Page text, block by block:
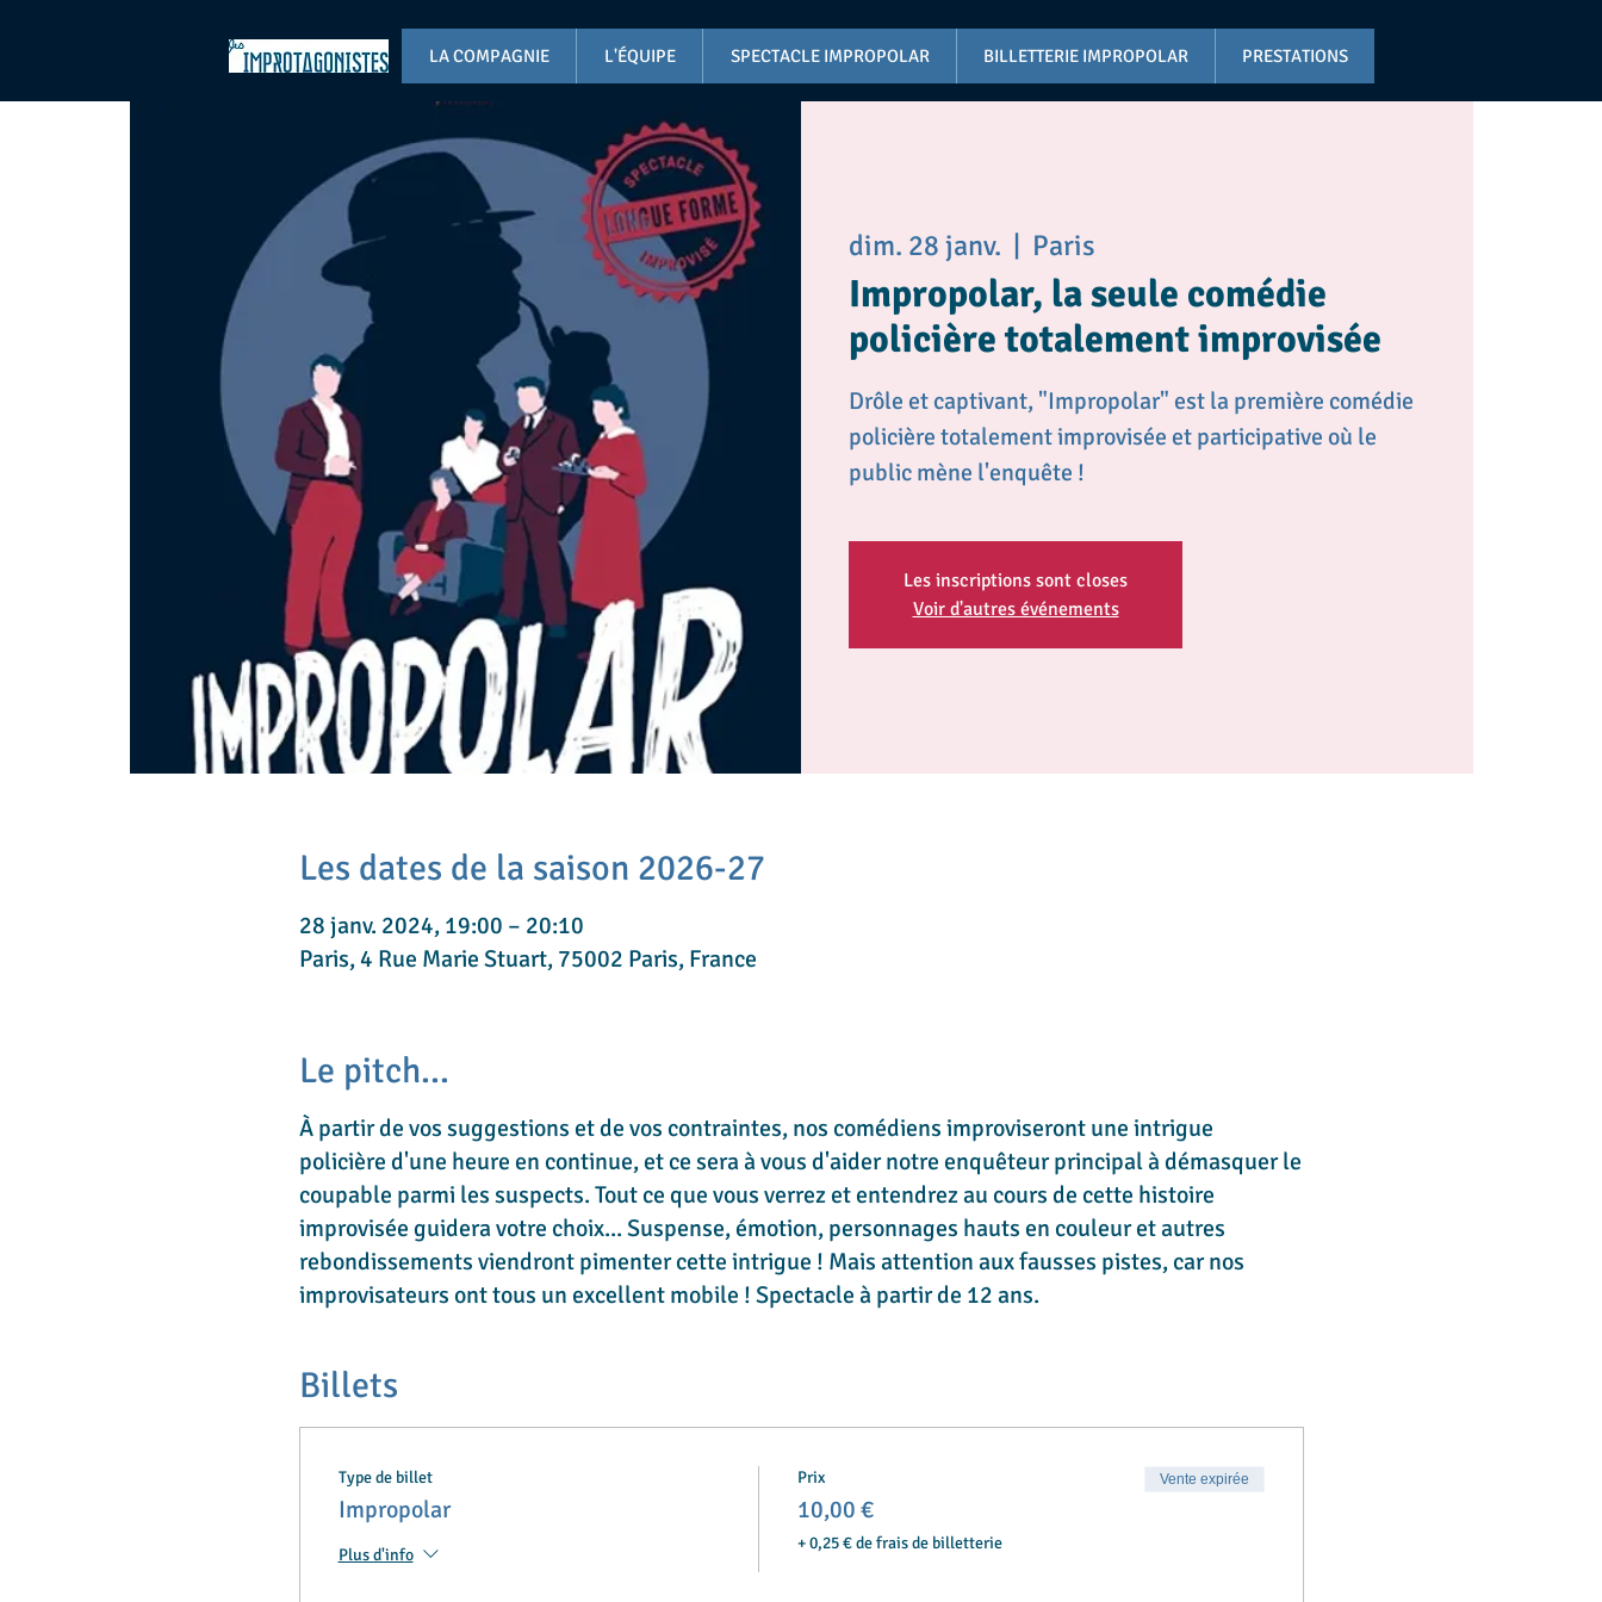
LA COMPAGNIE L'ÉQUIPE SPECTACLE IMPROPOLAR BILLETTERIE IMPROPOLAR PRESTATIONS
dim. 28 janv.
  |
Paris
Impropolar, la seule comédie
policière totalement improvisée
Drôle et captivant, "Impropolar" est la première comédie
policière totalement improvisée et participative où le
public mène l'enquête !
Les inscriptions sont closes
Voir d'autres événements
Les dates de la saison 2026-27
28 janv. 2024, 19:00 – 20:10
Paris, 4 Rue Marie Stuart, 75002 Paris, France
Le pitch...
À partir de vos suggestions et de vos contraintes, nos comédiens improviseront une intrigue
policière d'une heure en continue, et ce sera à vous d'aider notre enquêteur principal à démasquer le
coupable parmi les suspects. Tout ce que vous verrez et entendrez au cours de cette histoire
improvisée guidera votre choix... Suspense, émotion, personnages hauts en couleur et autres
rebondissements viendront pimenter cette intrigue ! Mais attention aux fausses pistes, car nos
improvisateurs ont tous un excellent mobile ! Spectacle à partir de 12 ans.
Billets
Type de billet
Impropolar
Plus d'info
Prix
10,00 €
+ 0,25 € de frais de billetterie
Vente expirée